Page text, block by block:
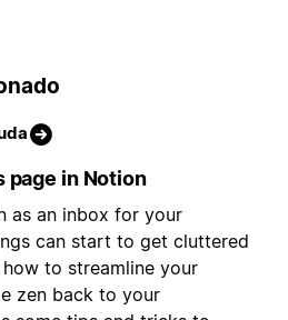
page in Notion
as an inbox for your
can start to get cluttered
to streamline your
zen back to your